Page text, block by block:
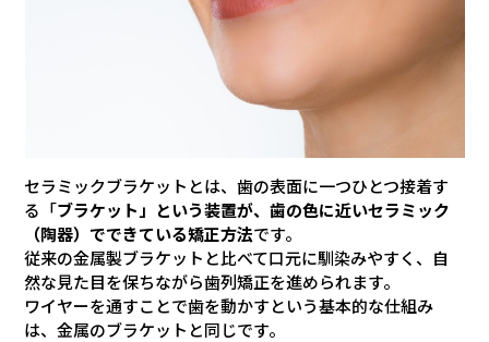
セラミックブラケットとは、歯の表面に一つひとつ接着す
る「ブラケット」という装置が、歯の色に近いセラミック
（陶器）でできている矯正方法です。
従来の金属製ブラケットと比べて口元に馴染みやすく、自
然な見た目を保ちながら歯列矯正を進められます。
ワイヤーを通すことで歯を動かすという基本的な仕組み
は、金属のブラケットと同じです。